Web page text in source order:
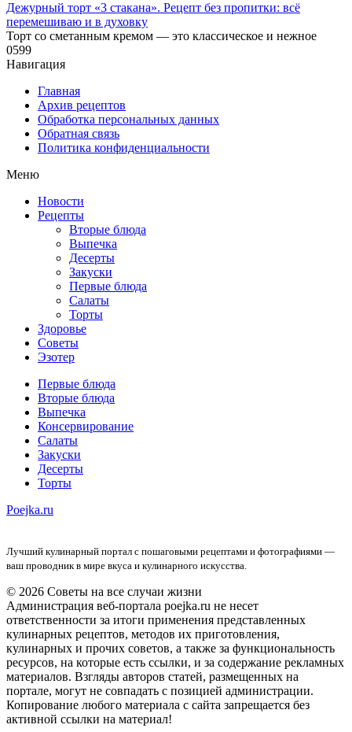
Дежурный торт «3 стакана». Рецепт без пропитки: всё
перемешиваю и в духовку
Торт со сметанным кремом — это классическое и нежное
0599
Навигация
Главная
Архив рецептов
Обработка персональных данных
Обратная связь
Политика конфиденциальности
Меню
Новости
Рецепты
Вторые блюда
Выпечка
Десерты
Закуски
Первые блюда
Салаты
Торты
Здоровье
Советы
Эзотер
Первые блюда
Вторые блюда
Выпечка
Консервирование
Салаты
Закуски
Десерты
Торты
Poejka.ru
Лучший кулинарный портал с пошаговыми рецептами и фотографиями —
ваш проводник в мире вкуса и кулинарного искусства.
© 2026 Советы на все случаи жизни
Администрация веб-портала poejka.ru не несет
ответственности за итоги применения представленных
кулинарных рецептов, методов их приготовления,
кулинарных и прочих советов, а также за функциональность
ресурсов, на которые есть ссылки, и за содержание рекламных
материалов. Взгляды авторов статей, размещенных на
портале, могут не совпадать с позицией администрации.
Копирование любого материала с сайта запрещается без
активной ссылки на материал!